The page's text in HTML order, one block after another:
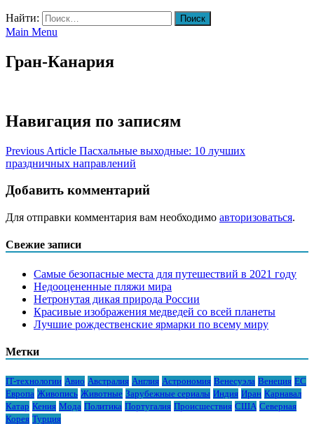
Найти:
Main Menu
Гран-Канария
Навигация по записям
Previous Article Пасхальные выходные: 10 лучших
праздничных направлений
Добавить комментарий
Для отправки комментария вам необходимо авторизоваться.
Свежие записи
Самые безопасные места для путешествий в 2021 году
Недооцененные пляжи мира
Нетронутая дикая природа России
Красивые изображения медведей со всей планеты
Лучшие рождественские ярмарки по всему миру
Метки
IT-технологии Авио Австралия Англия Астрономия Венесуэла Венеция ЕС
Европа Живопись Животные Зарубежные сериалы Индия Иран Карнавал
Катар Кения Мода Политика Португалия Происшествия США Северная
Корея Турция